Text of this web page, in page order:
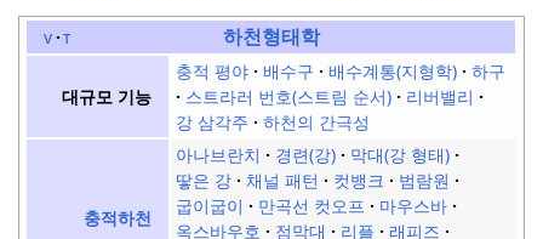
v t 하천형태학
대규모 기능
충적 평야 배수구 배수계통(지형학)
하구
스트라러 번호(스트림 순서)
리버밸리
강 삼각주
하천의 간극성
충적하천
아나브란치 경련(강)
막대(강 형태)
땋은 강
채널 패턴 컷뱅크
범람원
굽이굽이
만곡선 컷오프
마우스바
옥스바우호
점막대 리플
래피즈